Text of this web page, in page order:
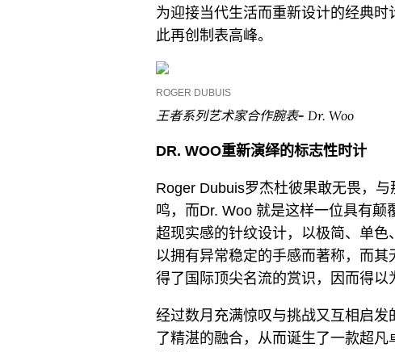
为迎接当代生活而重新设计的经典
此再创制表高峰。
ROGER DUBUIS
王者系列艺术家合作腕表- Dr. Woo
DR. WOO重新演绎的标志性时计
Roger Dubuis罗杰杜彼果敢无畏，
鸣，而Dr. Woo 就是这样一位具有
超现实感的针纹设计，以极简、单
以拥有异常稳定的手感而著称，而
得了国际顶尖名流的赏识，因而得以
经过数月充满惊叹与挑战又互相启
了精湛的融合，从而诞生了一款超